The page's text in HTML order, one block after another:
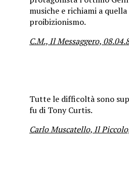
musiche e richiami a
proibizionismo.
C.M., Il Messaggero,
Tutte le difficoltà sono
fu di Tony Curtis.
Carlo Muscatello, Il